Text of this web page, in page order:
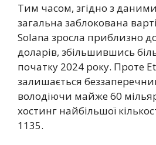
Тим часом, згідно з
загальна заблокована
Solana зросла приблизно
доларів, збільшившись
початку 2024 року. Проте
залишається
володіючи майже 60
хостинг найбільшої
1135.